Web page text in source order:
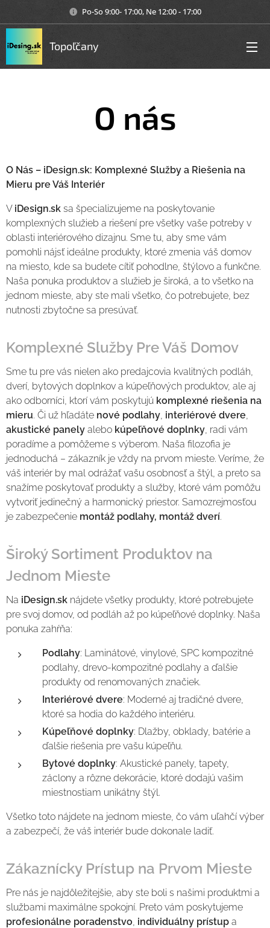
Po-So 9:00- 17:00, Ne 12:00 - 17:00
Topoľčany
O nás
O Nás – iDesign.sk: Komplexné Služby a Riešenia na
Mieru pre Váš Interiér
V iDesign.sk sa špecializujeme na poskytovanie
komplexných služieb a riešení pre všetky vaše potreby v
oblasti interiérového dizajnu. Sme tu, aby sme vám
pomohli nájsť ideálne produkty, ktoré zmenia váš domov
na miesto, kde sa budete cítiť pohodlne, štýlovo a funkčne.
Naša ponuka produktov a služieb je široká, a to všetko na
jednom mieste, aby ste mali všetko, čo potrebujete, bez
nutnosti zbytočne sa presúvať.
Komplexné Služby Pre Váš Domov
Sme tu pre vás nielen ako predajcovia kvalitných podláh,
dverí, bytových doplnkov a kúpeľňových produktov, ale aj
ako odborníci, ktorí vám poskytujú komplexné riešenia na
mieru. Či už hľadáte nové podlahy, interiérové dvere,
akustické panely alebo kúpeľňové doplnky, radi vám
poradíme a pomôžeme s výberom. Naša filozofia je
jednoduchá – zákazník je vždy na prvom mieste. Veríme, že
váš interiér by mal odrážať vašu osobnosť a štýl, a preto sa
snažíme poskytovať produkty a služby, ktoré vám pomôžu
vytvoriť jedinečný a harmonický priestor. Samozrejmosťou
je zabezpečenie montáž podlahy, montáž dverí.
Široký Sortiment Produktov na
Jednom Mieste
Na iDesign.sk nájdete všetky produkty, ktoré potrebujete
pre svoj domov, od podláh až po kúpeľňové doplnky. Naša
ponuka zahŕňa:
Podlahy: Laminátové, vinylové, SPC kompozitné
podlahy, drevo-kompozitné podlahy a ďalšie
produkty od renomovaných značiek.
Interiérové dvere: Moderné aj tradičné dvere,
ktoré sa hodia do každého interiéru.
Kúpeľňové doplnky: Dlažby, obklady, batérie a
ďalšie riešenia pre vašu kúpeľňu.
Bytové doplnky: Akustické panely, tapety,
záclony a rôzne dekorácie, ktoré dodajú vašim
miestnostiam unikátny štýl.
Všetko toto nájdete na jednom mieste, čo vám uľahčí výber
a zabezpečí, že váš interiér bude dokonale ladiť.
Zákaznícky Prístup na Prvom Mieste
Pre nás je najdôležitejšie, aby ste boli s našimi produktmi a
službami maximálne spokojní. Preto vám poskytujeme
profesionálne poradenstvo, individuálny prístup a